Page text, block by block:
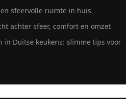
sfeervolle ruimte in huis
achter sfeer, comfort en omzet
in Duitse keukens: slimme tips voor